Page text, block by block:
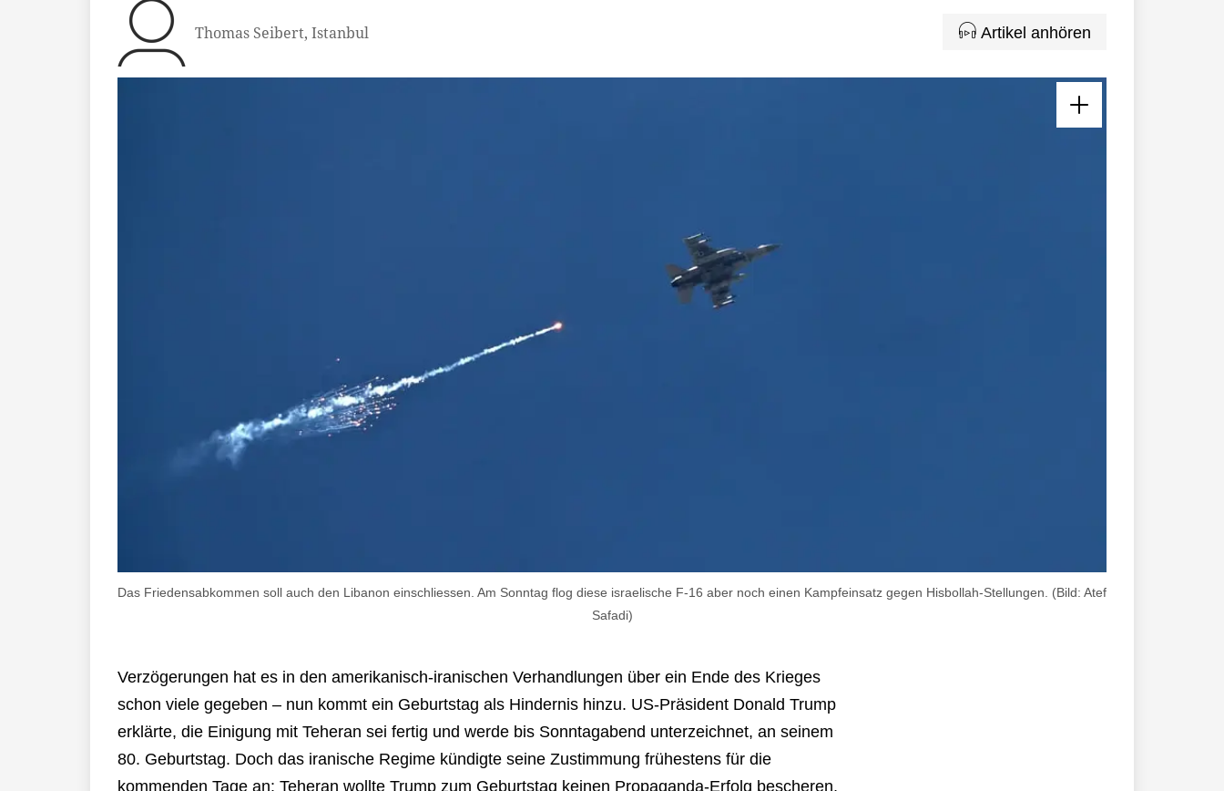
Thomas Seibert, Istanbul Artikel anhören
Das Friedensabkommen soll auch den Libanon einschliessen. Am Sonntag flog diese israelische F-16 aber noch einen Kampfeinsatz gegen Hisbollah-Stellungen. (Bild: Atef
Safadi)
Verzögerungen hat es in den amerikanisch-iranischen Verhandlungen über ein Ende des Krieges
schon viele gegeben – nun kommt ein Geburtstag als Hindernis hinzu. US-Präsident Donald Trump
erklärte, die Einigung mit Teheran sei fertig und werde bis Sonntagabend unterzeichnet, an seinem
80. Geburtstag. Doch das iranische Regime kündigte seine Zustimmung frühestens für die
kommenden Tage an: Teheran wollte Trump zum Geburtstag keinen Propaganda-Erfolg bescheren,